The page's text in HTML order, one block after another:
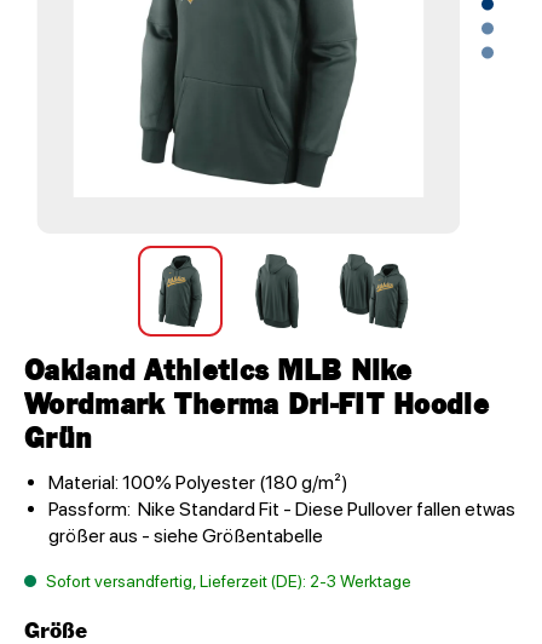
Oakland Athletics MLB Nike
Wordmark Therma Dri-FIT Hoodie
Grün
Material: 100% Polyester (180 g/m²)
Passform: Nike Standard Fit - Diese Pullover fallen etwas
größer aus - siehe Größentabelle
Sofort versandfertig, Lieferzeit (DE): 2-3 Werktage
Größe